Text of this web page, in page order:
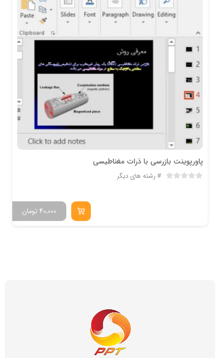
پاورپوینت بازرسی با ذرات مغناطیسی
رشته های دیگر
تومان40,000